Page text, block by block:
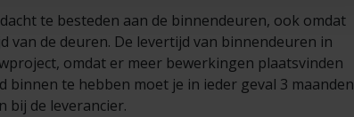
te besteden aan de binnendeuren, ook omdat
de deuren. De levertijd van binnendeuren in
omdat er meer bewerkingen plaatsvinden
te hebben moet je in ieder geval 3 maanden
bij de leverancier.